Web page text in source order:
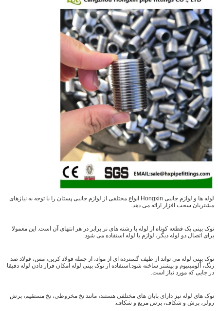
لوله ها و لوازم جانبی Hongxin انواع مختلفی از لوازم جانبی پستان را با توجه به نیازهای
مشتریان سخت افزار ارائه می دهد.
نوک بینی یک قطعه کوتاه از لوله با رشته های نر برابر در هر انتهای آن است. این معمولا
برای اتصال دو لوله دیگر، لوازم یا لوله استفاده می شود.
نوک بینی لوله می تواند از طیف گسترده ای از مواد، از جمله فولاد کربن، مس، فولاد ضد
زنگ، آلومینیوم و بیشتر ساخته شود.استفاده از نوک بینی لوله امکان قرار دادن لوله دقیقا
در جایی که مورد نیاز است.
نوک های لوله نیز دارای پایان های مختلفی هستند، مانند نخ مخروطی، نخ مستقیم، برش
رولر، برش و شکاف، برش مربع و شکاف.